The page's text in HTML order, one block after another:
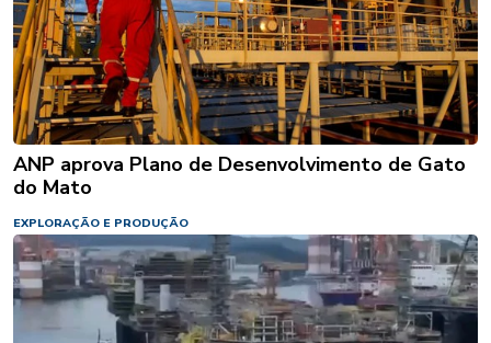
ANP aprova Plano de Desenvolvimento de Gato
do Mato
EXPLORAÇÃO E PRODUÇÃO